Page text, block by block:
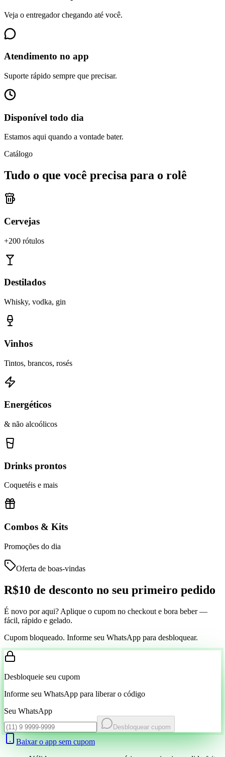
Veja o entregador chegando até você.
Atendimento no app
Suporte rápido sempre que precisar.
Disponível todo dia
Estamos aqui quando a vontade bater.
Catálogo
Tudo o que você precisa para o rolê
Cervejas
+200 rótulos
Destilados
Whisky, vodka, gin
Vinhos
Tintos, brancos, rosés
Energéticos
& não alcoólicos
Drinks prontos
Coquetéis e mais
Combos & Kits
Promoções do dia
Oferta de boas-vindas
R$10 de desconto no seu primeiro pedido
É novo por aqui? Aplique o cupom no checkout e bora beber —
fácil, rápido e gelado.
Cupom bloqueado. Informe seu WhatsApp para desbloquear.
Desbloqueie seu cupom
Informe seu WhatsApp para liberar o código
Seu WhatsApp
Desbloquear cupom
Baixar o app sem cupom